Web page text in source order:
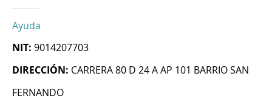
Ayuda
NIT: 9014207703
DIRECCIÓN: CARRERA 80 D 24 A AP 101 BARRIO SAN
FERNANDO